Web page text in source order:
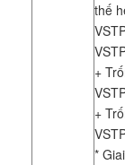
thế
+
+
*